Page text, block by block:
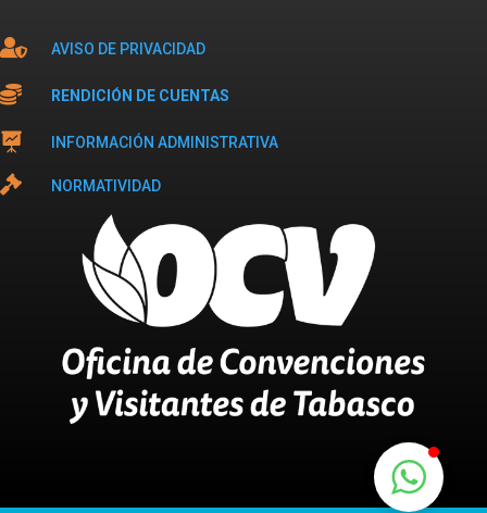
 AVISO DE PRIVACIDAD
 RENDICIÓN DE CUENTAS
 INFORMACIÓN ADMINISTRATIVA
 NORMATIVIDAD